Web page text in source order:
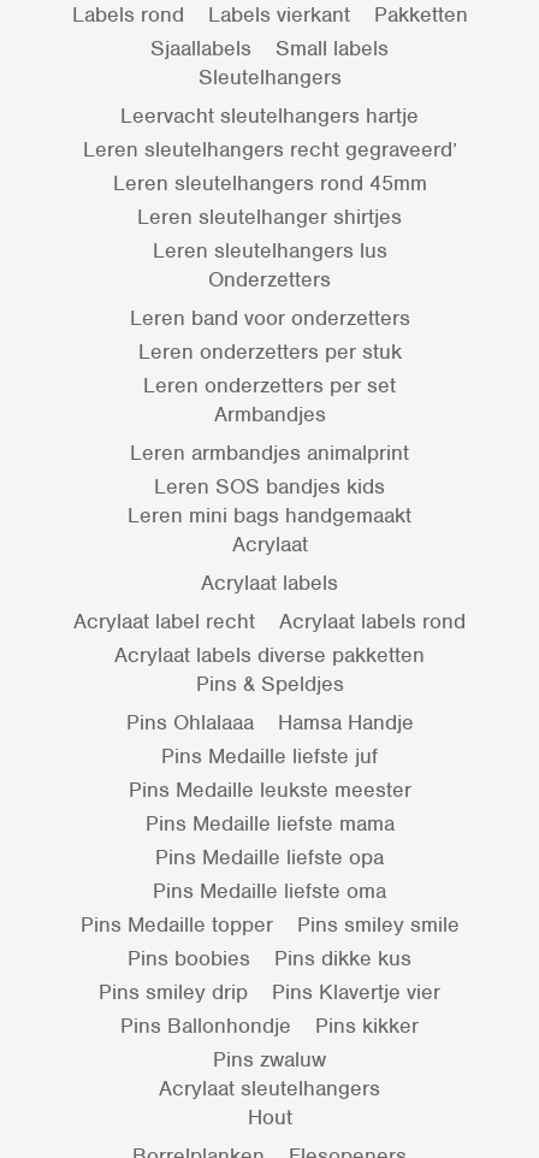
Labels rond
Labels vierkant
Pakketten
Sjaallabels
Small labels
Sleutelhangers
Leervacht sleutelhangers hartje
Leren sleutelhangers recht gegraveerd’
Leren sleutelhangers rond 45mm
Leren sleutelhanger shirtjes
Leren sleutelhangers lus
Onderzetters
Leren band voor onderzetters
Leren onderzetters per stuk
Leren onderzetters per set
Armbandjes
Leren armbandjes animalprint
Leren SOS bandjes kids
Leren mini bags handgemaakt
Acrylaat
Acrylaat labels
Acrylaat label recht
Acrylaat labels rond
Acrylaat labels diverse pakketten
Pins & Speldjes
Pins Ohlalaaa
Hamsa Handje
Pins Medaille liefste juf
Pins Medaille leukste meester
Pins Medaille liefste mama
Pins Medaille liefste opa
Pins Medaille liefste oma
Pins Medaille topper
Pins smiley smile
Pins boobies
Pins dikke kus
Pins smiley drip
Pins Klavertje vier
Pins Ballonhondje
Pins kikker
Pins zwaluw
Acrylaat sleutelhangers
Hout